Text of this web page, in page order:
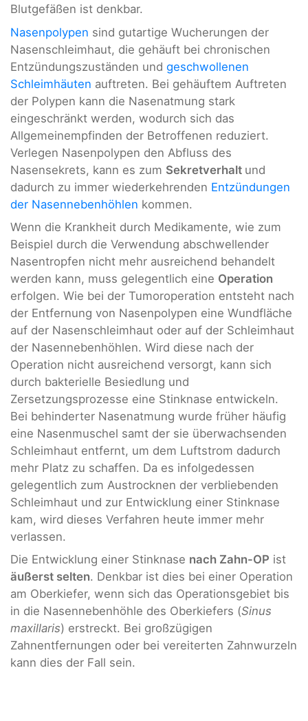
Blutgefäßen ist denkbar.
Nasenpolypen sind gutartige Wucherungen der
Nasenschleimhaut, die gehäuft bei chronischen
Entzündungszuständen und geschwollenen
Schleimhäuten auftreten. Bei gehäuftem Auftreten
der Polypen kann die Nasenatmung stark
eingeschränkt werden, wodurch sich das
Allgemeinempfinden der Betroffenen reduziert.
Verlegen Nasenpolypen den Abfluss des
Nasensekrets, kann es zum Sekretverhalt und
dadurch zu immer wiederkehrenden Entzündungen
der Nasennebenhöhlen kommen.
Wenn die Krankheit durch Medikamente, wie zum
Beispiel durch die Verwendung abschwellender
Nasentropfen nicht mehr ausreichend behandelt
werden kann, muss gelegentlich eine Operation
erfolgen. Wie bei der Tumoroperation entsteht nach
der Entfernung von Nasenpolypen eine Wundfläche
auf der Nasenschleimhaut oder auf der Schleimhaut
der Nasennebenhöhlen. Wird diese nach der
Operation nicht ausreichend versorgt, kann sich
durch bakterielle Besiedlung und
Zersetzungsprozesse eine Stinknase entwickeln.
Bei behinderter Nasenatmung wurde früher häufig
eine Nasenmuschel samt der sie überwachsenden
Schleimhaut entfernt, um dem Luftstrom dadurch
mehr Platz zu schaffen. Da es infolgedessen
gelegentlich zum Austrocknen der verbliebenden
Schleimhaut und zur Entwicklung einer Stinknase
kam, wird dieses Verfahren heute immer mehr
verlassen.
Die Entwicklung einer Stinknase nach Zahn-OP ist
äußerst selten. Denkbar ist dies bei einer Operation
am Oberkiefer, wenn sich das Operationsgebiet bis
in die Nasennebenhöhle des Oberkiefers (Sinus
maxillaris) erstreckt. Bei großzügigen
Zahnentfernungen oder bei vereiterten Zahnwurzeln
kann dies der Fall sein.